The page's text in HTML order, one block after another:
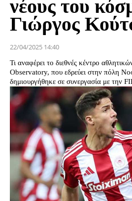
νέους του
Γιώργος
22/04/2025 14:40
Τι αναφέρει το διεθνές κέντρο
Observatory, που εδρεύει στην πόλη
δημιουργήθηκε σε συνεργασία με την